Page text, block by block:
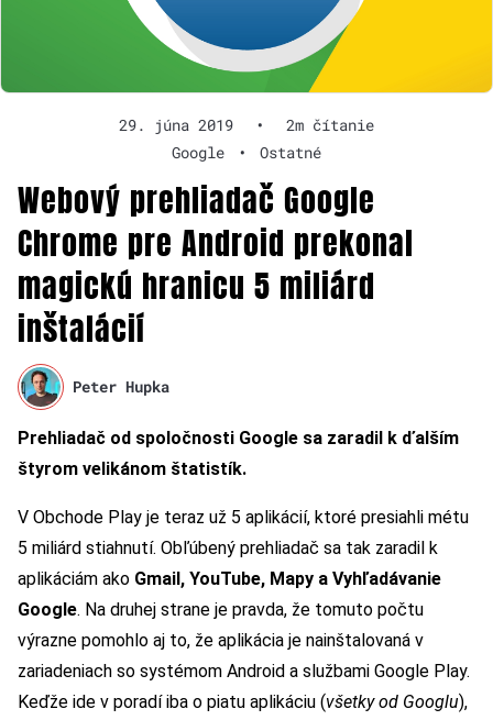
29. júna 2019 •
2m čítanie
Google
• Ostatné
Webový prehliadač Google
Chrome pre Android prekonal
magickú hranicu 5 miliárd
inštalácií
Peter Hupka
Prehliadač od spoločnosti Google sa zaradil k ďalším
štyrom velikánom štatistík.
V Obchode Play je teraz už 5 aplikácií, ktoré presiahli métu
5 miliárd stiahnutí. Obľúbený prehliadač sa tak zaradil k
aplikáciám ako Gmail, YouTube, Mapy a Vyhľadávanie
Google. Na druhej strane je pravda, že tomuto počtu
výrazne pomohlo aj to, že aplikácia je nainštalovaná v
zariadeniach so systémom Android a službami Google Play.
Keďže ide v poradí iba o piatu aplikáciu (všetky od Googlu),